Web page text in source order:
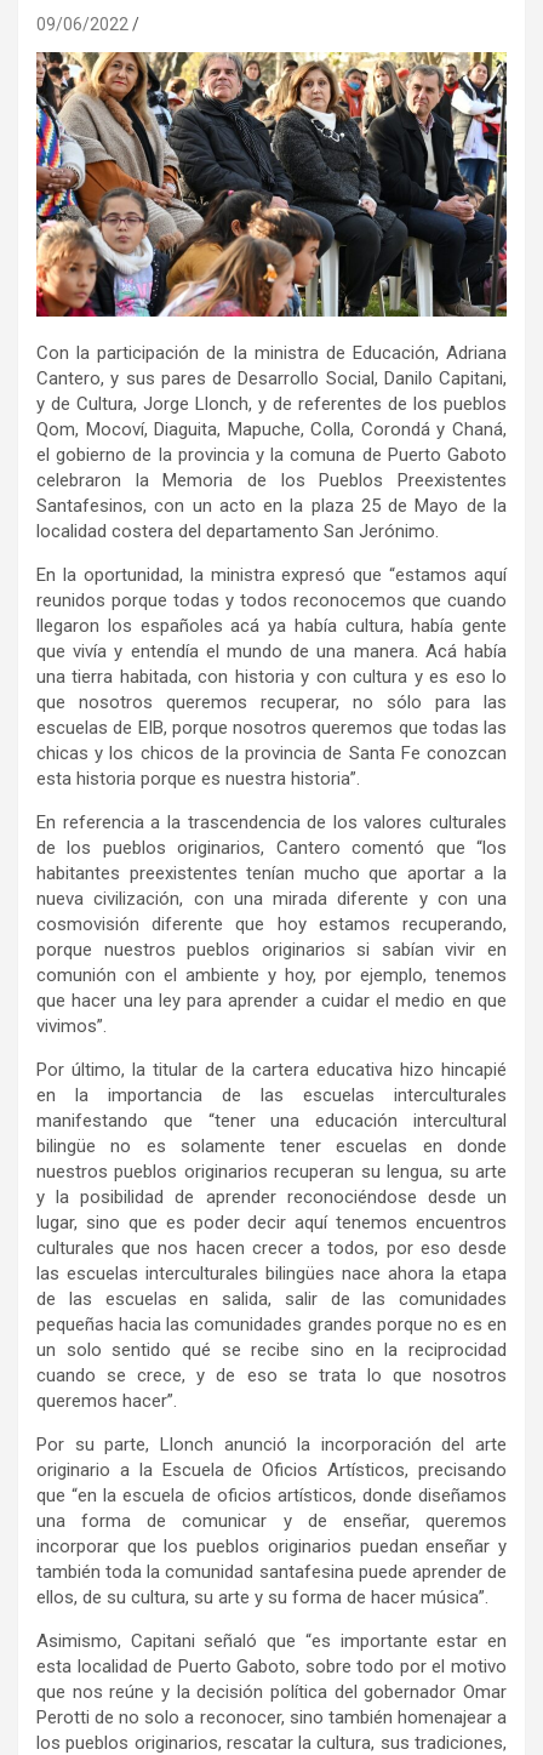
09/06/2022
Con la participación de la ministra de Educación, Adriana
Cantero, y sus pares de Desarrollo Social, Danilo Capitani,
y de Cultura, Jorge Llonch, y de referentes de los pueblos
Qom, Mocoví, Diaguita, Mapuche, Colla, Corondá y Chaná,
el gobierno de la provincia y la comuna de Puerto Gaboto
celebraron la Memoria de los Pueblos Preexistentes
Santafesinos, con un acto en la plaza 25 de Mayo de la
localidad costera del departamento San Jerónimo.
En la oportunidad, la ministra expresó que “estamos aquí
reunidos porque todas y todos reconocemos que cuando
llegaron los españoles acá ya había cultura, había gente
que vivía y entendía el mundo de una manera. Acá había
una tierra habitada, con historia y con cultura y es eso lo
que nosotros queremos recuperar, no sólo para las
escuelas de EIB, porque nosotros queremos que todas las
chicas y los chicos de la provincia de Santa Fe conozcan
esta historia porque es nuestra historia”.
En referencia a la trascendencia de los valores culturales
de los pueblos originarios, Cantero comentó que “los
habitantes preexistentes tenían mucho que aportar a la
nueva civilización, con una mirada diferente y con una
cosmovisión diferente que hoy estamos recuperando,
porque nuestros pueblos originarios si sabían vivir en
comunión con el ambiente y hoy, por ejemplo, tenemos
que hacer una ley para aprender a cuidar el medio en que
vivimos”.
Por último, la titular de la cartera educativa hizo hincapié
en la importancia de las escuelas interculturales
manifestando que “tener una educación intercultural
bilingüe no es solamente tener escuelas en donde
nuestros pueblos originarios recuperan su lengua, su arte
y la posibilidad de aprender reconociéndose desde un
lugar, sino que es poder decir aquí tenemos encuentros
culturales que nos hacen crecer a todos, por eso desde
las escuelas interculturales bilingües nace ahora la etapa
de las escuelas en salida, salir de las comunidades
pequeñas hacia las comunidades grandes porque no es en
un solo sentido qué se recibe sino en la reciprocidad
cuando se crece, y de eso se trata lo que nosotros
queremos hacer”.
Por su parte, Llonch anunció la incorporación del arte
originario a la Escuela de Oficios Artísticos, precisando
que “en la escuela de oficios artísticos, donde diseñamos
una forma de comunicar y de enseñar, queremos
incorporar que los pueblos originarios puedan enseñar y
también toda la comunidad santafesina puede aprender de
ellos, de su cultura, su arte y su forma de hacer música”.
Asimismo, Capitani señaló que “es importante estar en
esta localidad de Puerto Gaboto, sobre todo por el motivo
que nos reúne y la decisión política del gobernador Omar
Perotti de no solo a reconocer, sino también homenajear a
los pueblos originarios, rescatar la cultura, sus tradiciones,